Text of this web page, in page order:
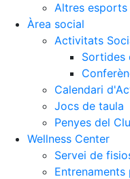
Altres esports
Àrea social
Activitats
Sortides
Calendari
Jocs de taula
Penyes del
Wellness Center
Servei de
Entrenaments